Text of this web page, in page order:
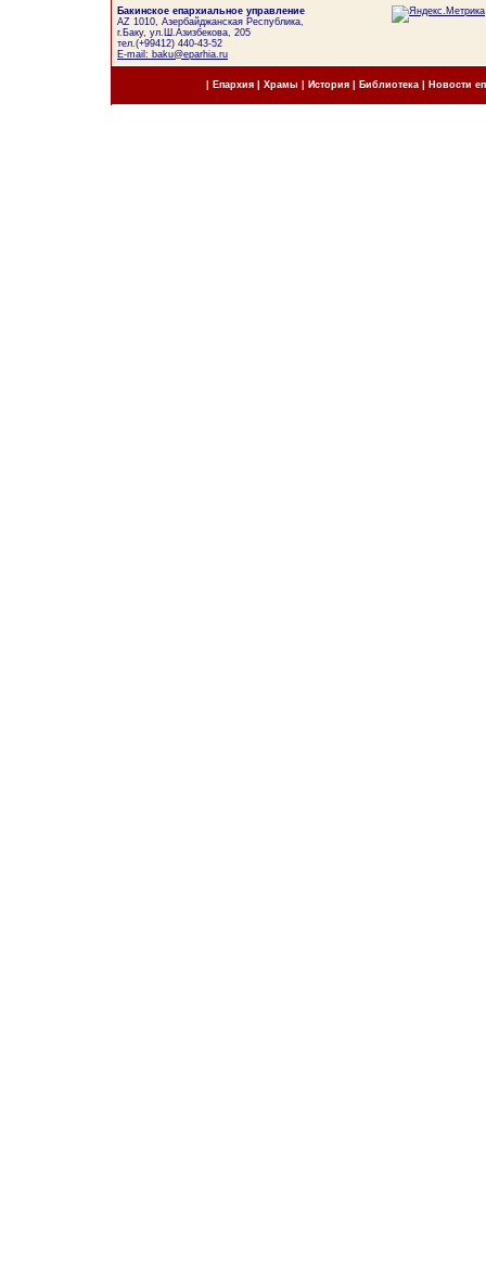
Бакинское епархиальное управление
AZ 1010, Азербайджанская Республика,
г.Баку, ул.Ш.Азизбекова, 205
тел.(+99412) 440-43-52
E-mail: baku@eparhia.ru
Епархия| Храмы История| Библиотека Новости